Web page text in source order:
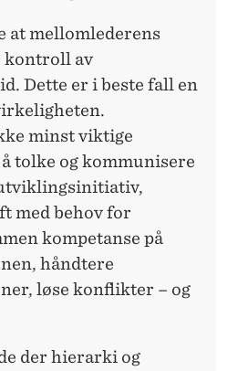
at mellomlederens
kontroll av
Dette er i beste fall en
minst viktige
tolke og kommunisere
med behov for
kompetanse på
håndtere
løse konflikter – og
der hierarki og